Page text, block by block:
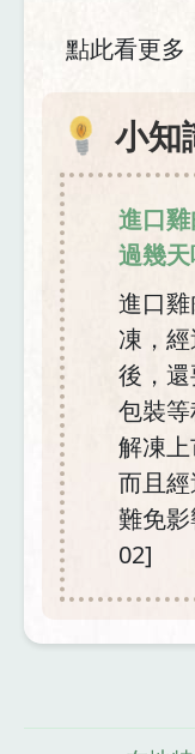
點此看更多
小知
進口
過幾天
進口
凍，
後，
包裝
解凍
而且
難免
02]